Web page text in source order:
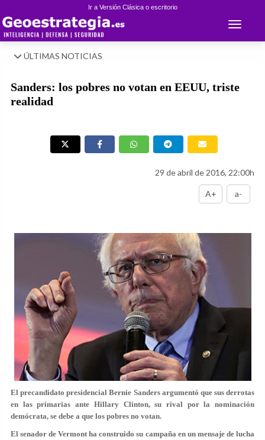
Ir a Versión Clásica o escritorio
Toggle
ÚLTIMAS NOTICIAS
Sanders: los pobres no votan en EEUU, triste
realidad
29 de abril de 2016, 22:00h
A+ a-
El precandidato presidencial Bernie Sanders argumentó que sus derrotas
en las primarias ante Hillary Clinton, su rival por la nominación
demócrata, se debe a que los pobres no votan.
El senador de Vermont ha construido su campaña en un mensaje de lucha